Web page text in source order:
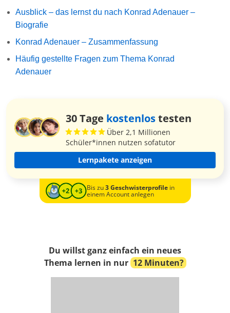
Ausblick – das lernst du nach Konrad Adenauer –
Biografie
Konrad Adenauer – Zusammenfassung
Häufig gestellte Fragen zum Thema Konrad
Adenauer
30 Tage kostenlostesten
Über 2,1 Millionen
Schüler*innen nutzen sofatutor
Lernpakete anzeigen
Bis zu3 Geschwisterprofilein
einem Account anlegen
Du willst ganz einfach ein neues
Thema lernen in nur 12 Minuten?